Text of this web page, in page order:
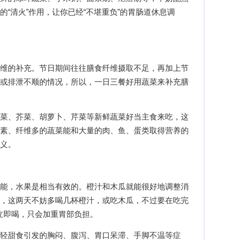
“清火”作用，让你已经“不堪重负”的胃肠道休息调
补充。节日期间往往膳食纤维摄取不足，再加上节
排泄不顺的情况，所以，一日三餐好用蔬菜来补充膳
芥菜、胡萝卜、芹菜等新鲜蔬菜好当主食来吃，这
、纤维多的蔬菜能和大量的肉、鱼、蛋类取得营养的
。
水果是相当有效的。橙汁和木瓜就能很好地调整消
这两天不妨多喝几杯橙汁，或吃木瓜，不过要在吃完
喝，只会加重胃部负担。
食引发的胸闷、腹泻、胃口呆滞、手脚不温等症